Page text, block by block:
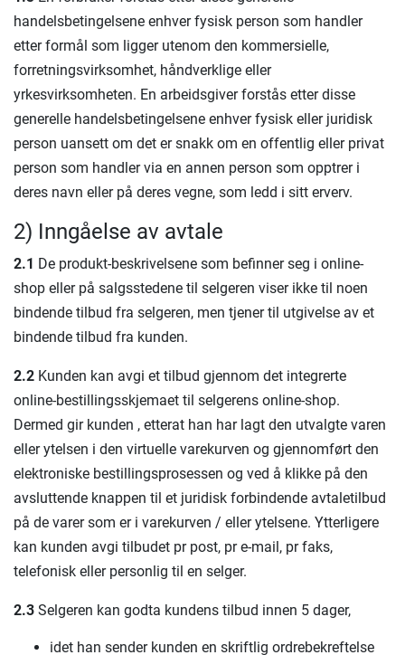
handelsbetingelsene enhver fysisk person som handler
etter formål som ligger utenom den kommersielle,
forretningsvirksomhet, håndverklige eller
yrkesvirksomheten. En arbeidsgiver forstås etter disse
generelle handelsbetingelsene enhver fysisk eller juridisk
person uansett om det er snakk om en offentlig eller privat
person som handler via en annen person som opptrer i
deres navn eller på deres vegne, som ledd i sitt erverv.
2) Inngåelse av avtale
2.1 De produkt-beskrivelsene som befinner seg i online-
shop eller på salgsstedene til selgeren viser ikke til noen
bindende tilbud fra selgeren, men tjener til utgivelse av et
bindende tilbud fra kunden.
2.2 Kunden kan avgi et tilbud gjennom det integrerte
online-bestillingsskjemaet til selgerens online-shop.
Dermed gir kunden , etterat han har lagt den utvalgte varen
eller ytelsen i den virtuelle varekurven og gjennomført den
elektroniske bestillingsprosessen og ved å klikke på den
avsluttende knappen til et juridisk forbindende avtaletilbud
på de varer som er i varekurven / eller ytelsene. Ytterligere
kan kunden avgi tilbudet pr post, pr e-mail, pr faks,
telefonisk eller personlig til en selger.
2.3 Selgeren kan godta kundens tilbud innen 5 dager,
idet han sender kunden en skriftlig ordrebekreftelse